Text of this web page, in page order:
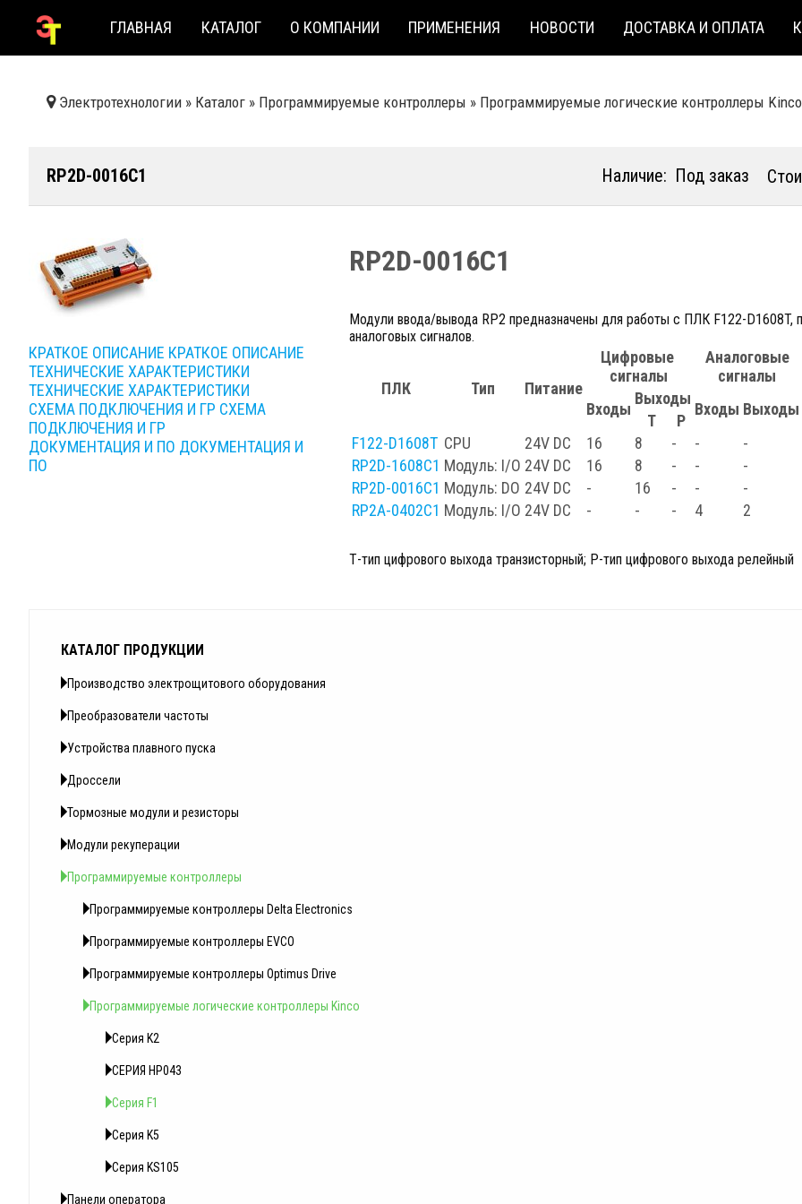
ГЛАВНАЯ КАТАЛОГ О КОМПАНИИ ПРИМЕНЕНИЯ НОВОСТИ ДОСТАВКА И ОПЛАТА
Электротехнологии » Каталог » Программируемые контроллеры » Программируемые логические контроллеры Kinсo
RP2D-0016C1 Наличие: Под заказ
КРАТКОЕ ОПИСАНИЕ КРАТКОЕ ОПИСАНИЕ
ТЕХНИЧЕСКИЕ ХАРАКТЕРИСТИКИ
ТЕХНИЧЕСКИЕ ХАРАКТЕРИСТИКИ
СХЕМА ПОДКЛЮЧЕНИЯ И ГР СХЕМА
ПОДКЛЮЧЕНИЯ И ГР
ДОКУМЕНТАЦИЯ И ПО ДОКУМЕНТАЦИЯ И
ПО
RP2D-0016C1
Модули ввода/вывода RP2 предназначены для работы с ПЛК F122-D1608T,
аналоговых сигналов.
ПЛК Тип Питание
Цифровые
сигналы
Аналоговые
сигналы
Входы
Выходы
Входы Выходы
Т
Р
F122-D1608T CPU 24V DC 16 8 - - -
RP2D-1608C1 Модуль: I/O 24V DC 16 8 - - -
RP2D-0016C1 Модуль: DO 24V DC - 16 - - -
RP2A-0402C1 Модуль: I/O 24V DC - - - 4 2
Т-тип цифрового выхода транзисторный; Р-тип цифрового выхода релейный
КАТАЛОГ ПРОДУКЦИИ
Производство электрощитового оборудования
Преобразователи частоты
Устройства плавного пуска
Дроссели
Тормозные модули и резисторы
Модули рекуперации
Программируемые контроллеры
Программируемые контроллеры Delta Electronics
Программируемые контроллеры EVCO
Программируемые контроллеры Optimus Drive
Программируемые логические контроллеры Kinсo
Серия K2
СЕРИЯ HP043
Серия F1
Серия K5
Серия KS105
Панели оператора